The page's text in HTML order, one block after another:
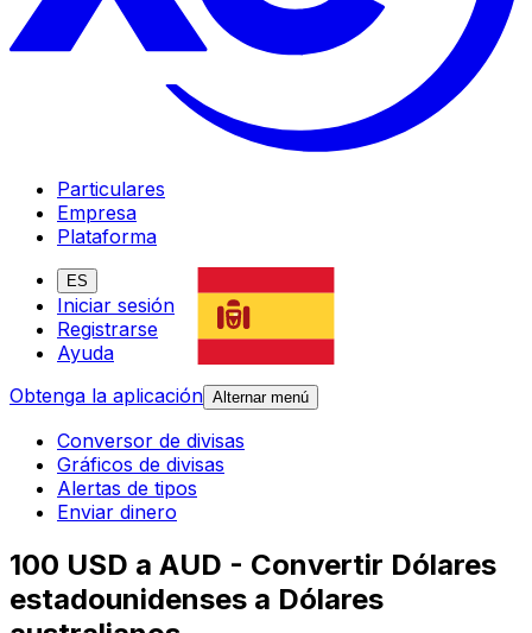
Particulares
Empresa
Plataforma
ES
Iniciar sesión
Registrarse
Ayuda
Obtenga la aplicación Alternar menú
Conversor de divisas
Gráficos de divisas
Alertas de tipos
Enviar dinero
100 USD a AUD - Convertir Dólares
estadounidenses a Dólares